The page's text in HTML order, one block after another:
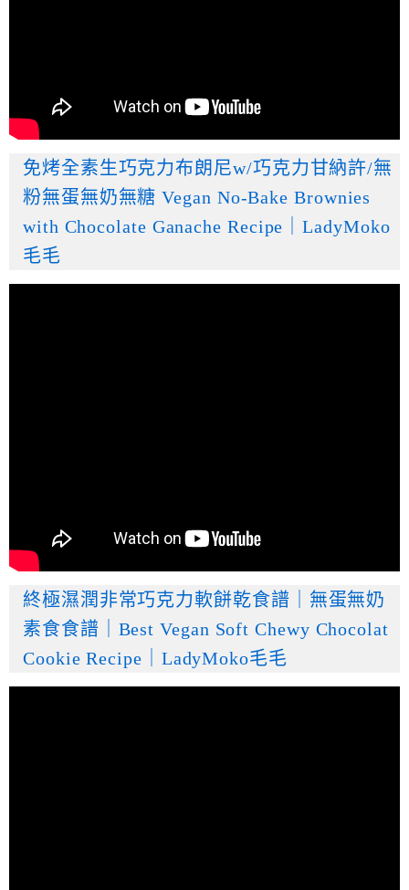
免烤全素生巧克力布朗尼w/巧克力甘納許/無
粉無蛋無奶無糖 Vegan No-Bake Brownies
with Chocolate Ganache Recipe｜LadyMoko
毛毛
終極濕潤非常巧克力軟餅乾食譜｜無蛋無奶
素食食譜｜Best Vegan Soft Chewy Chocolat
Cookie Recipe｜LadyMoko毛毛